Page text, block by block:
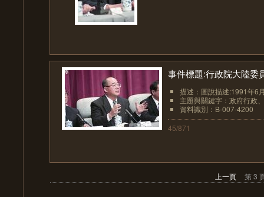
事件標題:行政院大陸委
描述：圖說描述:1991年6
主題與關鍵字：政府行政
資料識別：B-007-4200
45/871
上一頁 第 3